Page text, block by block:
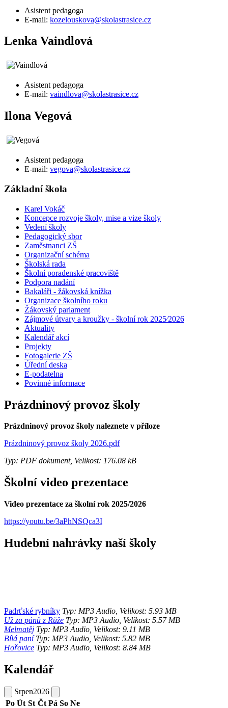
Asistent pedagoga
E-mail: kozelouskova@skolastrasice.cz
Lenka Vaindlová
Asistent pedagoga
E-mail: vaindlova@skolastrasice.cz
Ilona Vegová
Asistent pedagoga
E-mail: vegova@skolastrasice.cz
Základní škola
Karel Vokáč
Koncepce rozvoje školy, mise a vize školy
Vedení školy
Pedagogický sbor
Zaměstnanci ZŠ
Organizační schéma
Školská rada
Školní poradenské pracoviště
Podpora nadání
Bakaláři - žákovská knížka
Organizace školního roku
Žákovský parlament
Zájmové útvary a kroužky - školní rok 2025⁄2026
Aktuality
Kalendář akcí
Projekty
Fotogalerie ZŠ
Úřední deska
E-podatelna
Povinné informace
Prázdninový provoz školy
Prázdninový provoz školy naleznete v příloze
Prázdninový provoz školy 2026.pdf
Typ: PDF dokument, Velikost: 176.08 kB
Školní video prezentace
Video prezentace za školní rok 2025/2026
https://youtu.be/3aPhNSQca3I
Hudební nahrávky naší školy
Padrťské rybníky Typ: MP3 Audio, Velikost: 5.93 MB
Už za pánů z Růže Typ: MP3 Audio, Velikost: 5.57 MB
Melmatěj Typ: MP3 Audio, Velikost: 9.11 MB
Bílá paníTyp: MP3 Audio, Velikost: 5.82 MB
Hořovice Typ: MP3 Audio, Velikost: 8.84 MB
Kalendář
Srpen2026
Po Út St Čt Pá So Ne